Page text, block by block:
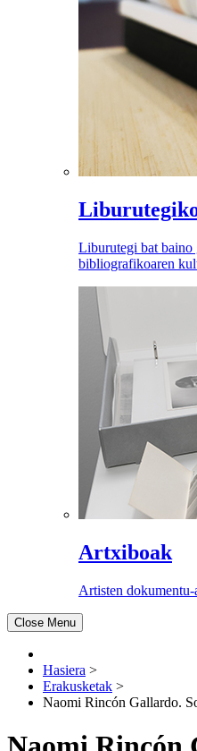
Liburutegi bat baino
bibliografikoaren
Artxiboak
Artisten dokumentu-
Close Menu
Hasiera >
Erakusketak >
Naomi Rincón Gallardo.